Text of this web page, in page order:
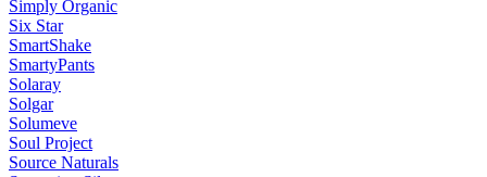
Simply Organic
Six Star
SmartShake
SmartyPants
Solaray
Solgar
Solumeve
Soul Project
Source Naturals